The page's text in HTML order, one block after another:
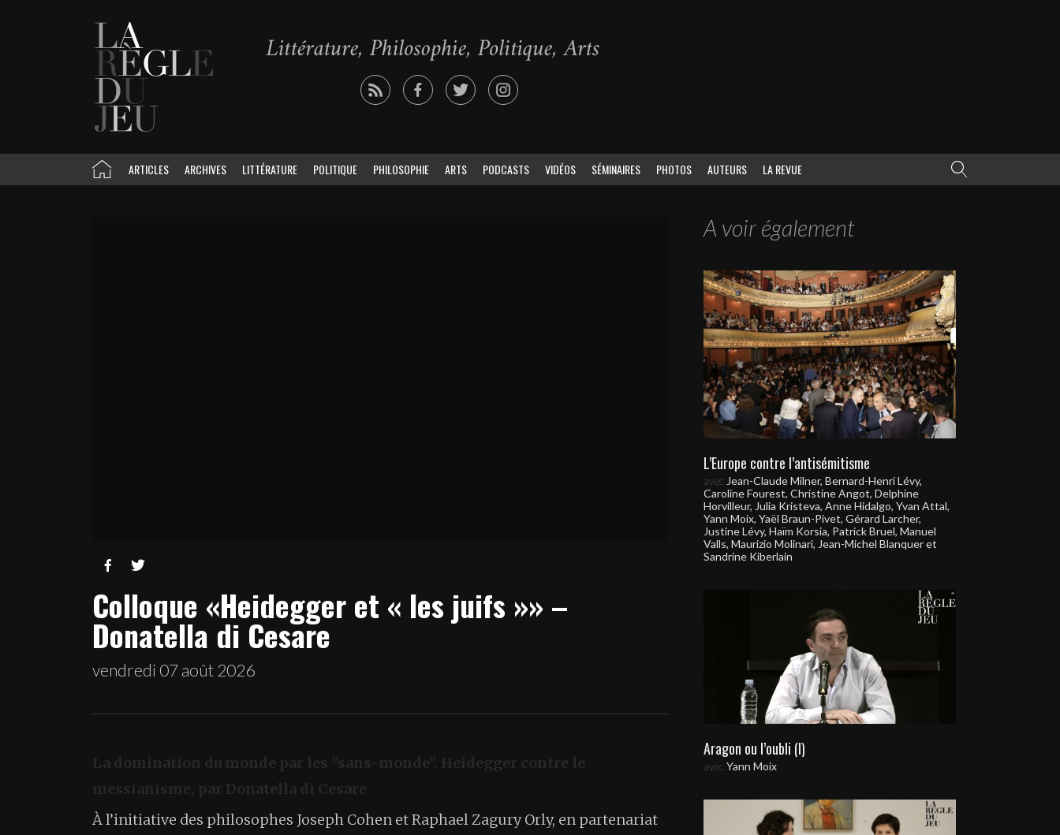
ARTICLES ARCHIVES LITTÉRATURE POLITIQUE PHILOSOPHIE ARTS PODCASTS VIDÉOS SÉMINAIRES PHOTOS AUTEURS LA REVUE
 
Colloque «Heidegger et « les juifs »» –
Donatella di Cesare
vendredi 07 août 2026
La domination du monde par les "sans-monde". Heidegger contre le
messianisme, par Donatella di Cesare
À l’initiative des philosophes Joseph Cohen et Raphael Zagury Orly, en partenariat
A voir également
L’Europe contre l’antisémitisme
avec Jean-Claude Milner, Bernard-Henri Lévy,
Caroline Fourest, Christine Angot, Delphine
Horvilleur, Julia Kristeva, Anne Hidalgo, Yvan Attal,
Yann Moix, Yaël Braun-Pivet, Gérard Larcher,
Justine Lévy, Haïm Korsia, Patrick Bruel, Manuel
Valls, Maurizio Molinari, Jean-Michel Blanquer et
Sandrine Kiberlain
Aragon ou l’oubli (I)
avec Yann Moix